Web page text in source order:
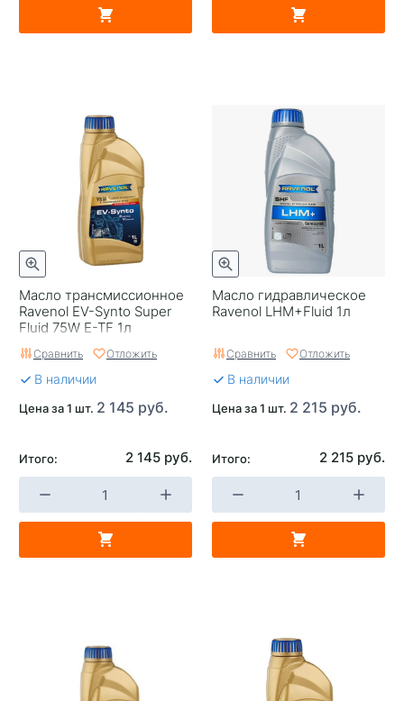
Масло трансмиссионное
Ravenol EV-Synto Super
Fluid 75W E-TF 1л
Сравнить Отложить
В наличии
Цена за 1 шт. 2 145 руб.
Итого: 2 145 руб.
Масло гидравлическое
Ravenol LHM+Fluid 1л
Сравнить Отложить
В наличии
Цена за 1 шт. 2 215 руб.
Итого: 2 215 руб.